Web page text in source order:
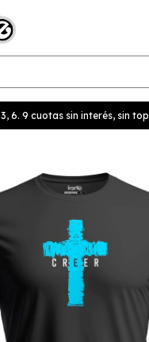
3, 6. 9 cuotas sin interés, sin